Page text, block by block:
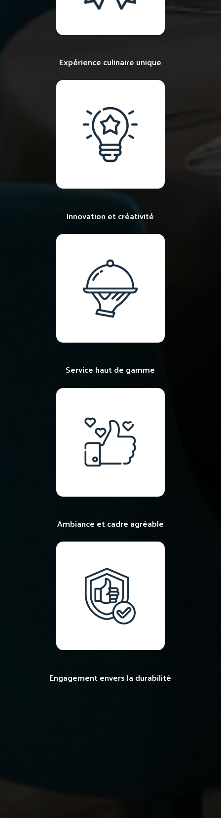
Expérience culinaire unique
Innovation et créativité
Service haut de gamme
Ambiance et cadre agréable
Engagement envers la durabilité